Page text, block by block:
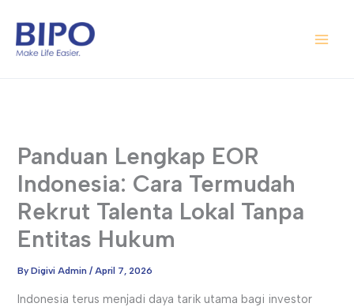
content
Panduan Lengkap EOR
Indonesia: Cara Termudah
Rekrut Talenta Lokal Tanpa
Entitas Hukum
ByDigivi Admin/April 7, 2026
Indonesia terus menjadi daya tarik utama bagi investor